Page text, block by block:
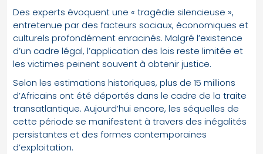
Des experts évoquent une « tragédie silencieuse »,
entretenue par des facteurs sociaux, économiques et
culturels profondément enracinés. Malgré l’existence
d’un cadre légal, l’application des lois reste limitée et
les victimes peinent souvent à obtenir justice.
Selon les estimations historiques, plus de 15 millions
d’Africains ont été déportés dans le cadre de la traite
transatlantique. Aujourd’hui encore, les séquelles de
cette période se manifestent à travers des inégalités
persistantes et des formes contemporaines
d’exploitation.